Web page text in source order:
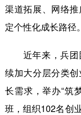
渠道拓展、网络
定个性化成长路径。
近年来，兵团
续加大分层分类
长需求，举办“筑
班，组织102名创